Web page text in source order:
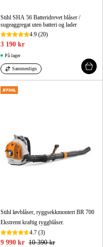
Stihl SHA 56 Batteridrevet blåser /
sugeaggregat uten batteri og lader
4.9 (20)
3 190 kr
På lager
Sammenlign
Stihl løvblåser, ryggsekkmontert BR 700
Ekstremt kraftig ryggblåser.
4.7 (3)
9 990 kr 10 390 kr